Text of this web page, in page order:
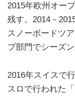
2015年欧州オー
残す。2014－
スノーボードツ
プ部門でシーズン
2016年スイスで
スロで行われた